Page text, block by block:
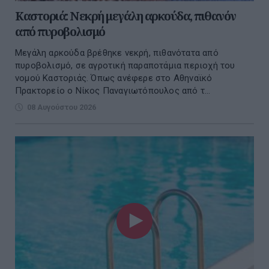
Καστοριά: Νεκρή μεγάλη αρκούδα, πιθανόν
από πυροβολισμό
Μεγάλη αρκούδα βρέθηκε νεκρή, πιθανότατα από
πυροβολισμό, σε αγροτική παραποτάμια περιοχή του
νομού Καστοριάς. Όπως ανέφερε στο Αθηναϊκό
Πρακτορείο ο Νίκος Παναγιωτόπουλος από τ...
08 Αυγούστου 2026